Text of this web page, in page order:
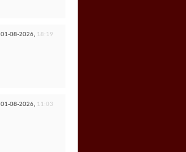
01-08-2026, 18:19
01-08-2026, 11:03